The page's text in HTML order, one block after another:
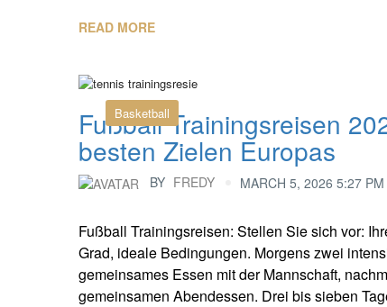
READ MORE
Basketball
Fußball Trainingsreisen
besten Zielen Europas
BY FREDY MARCH 5, 2026 5:27 PM
Fußball Trainingsreisen: Stellen Sie sich vor:
Grad, ideale Bedingungen. Morgens zwei
gemeinsames Essen mit der Mannschaft,
gemeinsamen Abendessen. Drei bis sieben